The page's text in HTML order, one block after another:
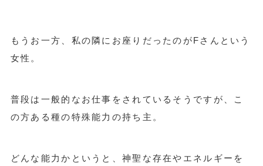
もうお一方、私の隣にお座りだったのがFさんという
女性。
普段は一般的なお仕事をされているそうですが、こ
の方ある種の特殊能力の持ち主。
どんな能力かというと、神聖な存在やエネルギーを